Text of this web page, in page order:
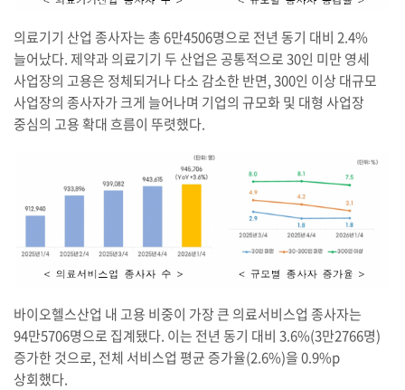
의료기기 산업 종사자는 총 6만4506명으로 전년 동기 대비 2.4%
늘어났다. 제약과 의료기기 두 산업은 공통적으로 30인 미만 영세
사업장의 고용은 정체되거나 다소 감소한 반면, 300인 이상 대규모
사업장의 종사자가 크게 늘어나며 기업의 규모화 및 대형 사업장
중심의 고용 확대 흐름이 뚜렷했다.
바이오헬스산업 내 고용 비중이 가장 큰 의료서비스업 종사자는
94만5706명으로 집계됐다. 이는 전년 동기 대비 3.6%(3만2766명)
증가한 것으로, 전체 서비스업 평균 증가율(2.6%)을 0.9%p
상회했다.